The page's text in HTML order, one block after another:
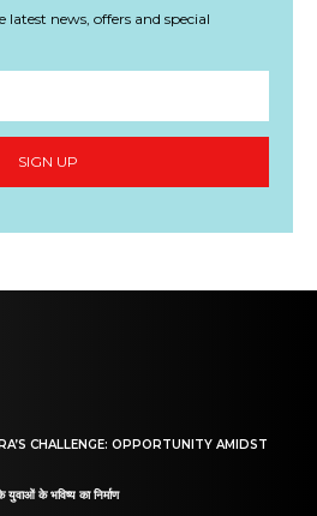
news, offers and special
SIGN UP
CHALLENGE: OPPORTUNITY AMIDST
के भविष्य का निर्माण